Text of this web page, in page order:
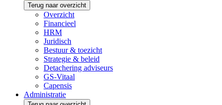
Terug naar overzicht
Overzicht
Financieel
HRM
Juridisch
Bestuur & toezicht
Strategie & beleid
Detachering adviseurs
GS-Vitaal
Capensis
Administratie